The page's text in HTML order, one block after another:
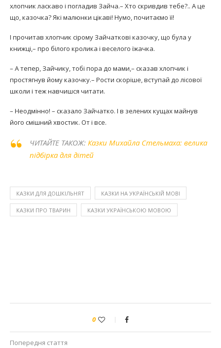
хлопчик ласкаво і погладив Зайча.– Хто скривдив тебе?.. А це
що, казочка? Які малюнки цікаві! Нумо, почитаємо її!
І прочитав хлопчик сірому Зайчаткові казочку, що була у
книжці,– про білого кролика і веселого їжачка.
– А тепер, Зайчику, тобі пора до мами,– сказав хлопчик і
простягнув йому казочку.– Рости скоріше, вступай до лісової
школи і теж навчишся читати.
– Неодмінно! – сказало Зайчатко. І в зелених кущах майнув
його смішний хвостик. От і все.
ЧИТАЙТЕ ТАКОЖ: Казки Михайла Стельмаха: велика
підбірка для дітей
КАЗКИ ДЛЯ ДОШКІЛЬНЯТ КАЗКИ НА УКРАЇНСЬКІЙ МОВІ
КАЗКИ ПРО ТВАРИН КАЗКИ УКРАЇНСЬКОЮ МОВОЮ
0
Попередня стаття